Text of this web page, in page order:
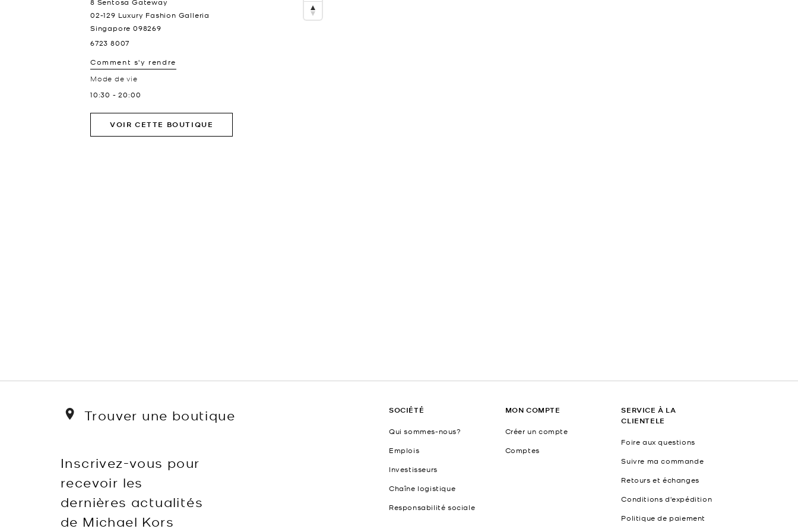
02-129 Luxury Fashion Galleria
Singapore 098269
6723 8007
Comment s'y rendre
Mode de vie
10:30 -20:00
VOIR CETTE BOUTIQUE
Trouver une boutique
Inscrivez-vous pour
recevoir les
dernières actualités
de Michael Kors
SOCIÉTÉ
Qui sommes-nous?
Emplois
Investisseurs
Chaîne logistique
Responsabilité sociale
MON COMPTE
Créer un compte
Comptes
SERVICE À LA
CLIENTELE
Foire aux questions
Suivre ma commande
Retours et échanges
Conditions d'expédition
Politique de paiement